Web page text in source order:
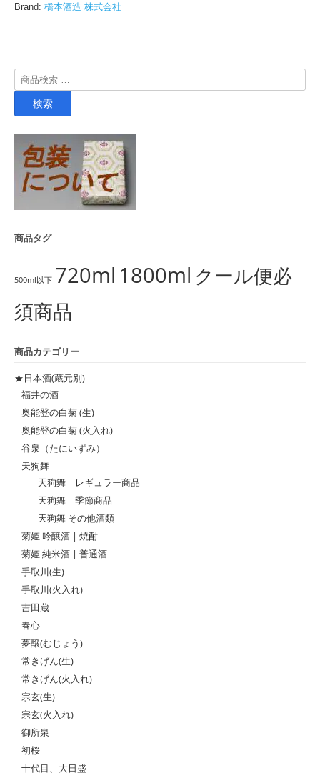
Brand: 橋本酒造 株式会社
検
索
検索
商品タグ
500ml以下 720ml 1800ml クール便必
須商品
商品カテゴリー
★日本酒(蔵元別)
福井の酒
奥能登の白菊 (生)
奥能登の白菊 (火入れ)
谷泉（たにいずみ）
天狗舞
天狗舞 レギュラー商品
天狗舞 季節商品
天狗舞 その他酒類
菊姫 吟醸酒 | 焼酎
菊姫 純米酒 | 普通酒
手取川(生)
手取川(火入れ)
吉田蔵
春心
夢醸(むじょう)
常きげん(生)
常きげん(火入れ)
宗玄(生)
宗玄(火入れ)
御所泉
初桜
十代目、大日盛